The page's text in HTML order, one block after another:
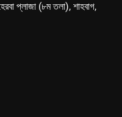
প্লাজা (৮ম তলা), শাহবাগ,